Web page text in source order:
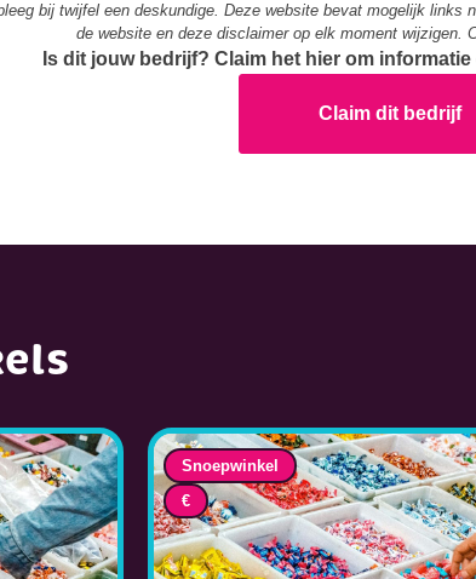
bij twijfel een deskundige. Deze website bevat mogelijk
de website en deze disclaimer op elk moment wijzigen.
Is dit jouw bedrijf? Claim het hier om
Claim dit bedrijf
Snoepwinkel
€